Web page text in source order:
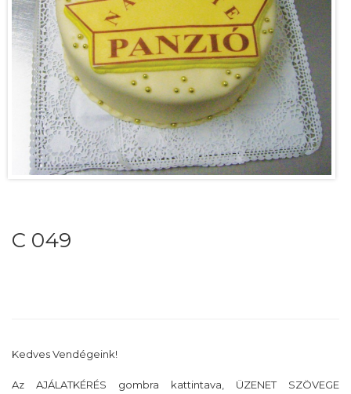
C 049
Kedves Vendégeink!
Az AJÁLATKÉRÉS gombra kattintava, ÜZENET SZÖVEGE